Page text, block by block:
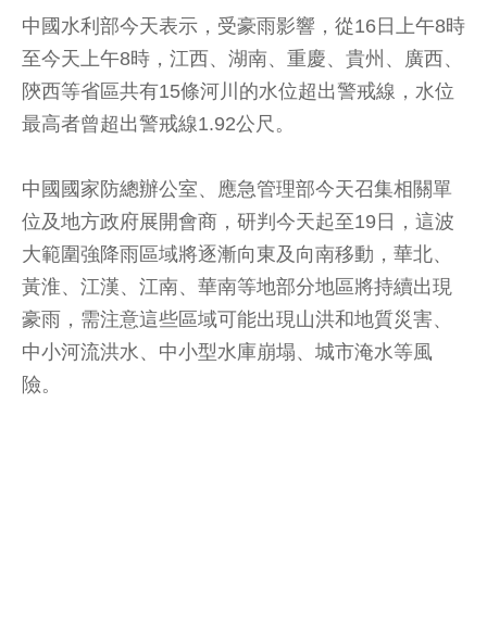
中國水利部今天表示，受豪雨影響，從16日上午8時
至今天上午8時，江西、湖南、重慶、貴州、廣西、
陝西等省區共有15條河川的水位超出警戒線，水位
最高者曾超出警戒線1.92公尺。
中國國家防總辦公室、應急管理部今天召集相關單
位及地方政府展開會商，研判今天起至19日，這波
大範圍強降雨區域將逐漸向東及向南移動，華北、
黃淮、江漢、江南、華南等地部分地區將持續出現
豪雨，需注意這些區域可能出現山洪和地質災害、
中小河流洪水、中小型水庫崩塌、城市淹水等風
險。